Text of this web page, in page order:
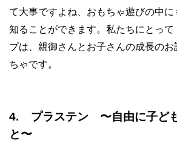
て大事ですよね、おもちゃ遊びの中
知ることができます。私たちにとっ
プは、親御さんとお子さんの成長の
ちゃです。
4. プラステン 〜自由に子ど
と〜